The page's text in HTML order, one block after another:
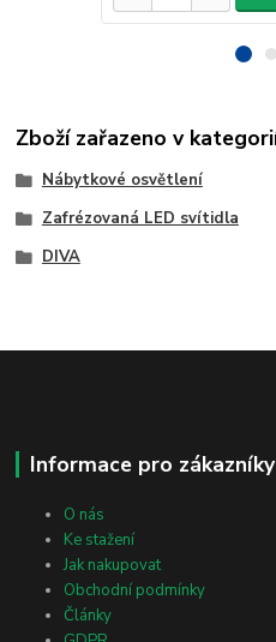
Zboží zařazeno v
Nábytkové osvětlení
Zafrézovaná LED svítidla
DIVA
Informace pro zákazníky
O nás
Ke stažení
Jak nakupovat
Obchodní podmínky
Články